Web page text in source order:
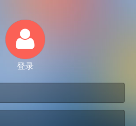
登录